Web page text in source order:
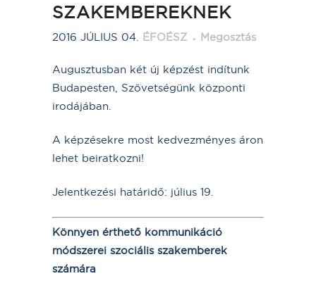
SZAKEMBEREKNEK
2016 JÚLIUS 04. ÉFOÉSZ Megosztás
Augusztusban két új képzést indítunk
Budapesten, Szövetségünk központi
irodájában.
A képzésekre most kedvezményes áron
lehet beiratkozni!
Jelentkezési határidő: július 19.
Könnyen érthető kommunikáció
módszerei szociális szakemberek
számára